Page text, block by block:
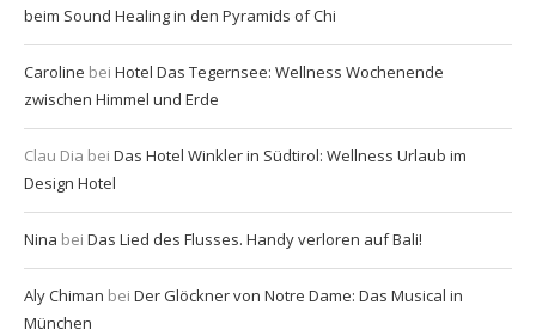
beim Sound Healing in den Pyramids of Chi
Caroline bei Hotel Das Tegernsee: Wellness Wochenende
zwischen Himmel und Erde
Clau Dia bei Das Hotel Winkler in Südtirol: Wellness Urlaub im
Design Hotel
Nina bei Das Lied des Flusses. Handy verloren auf Bali!
Aly Chiman bei Der Glöckner von Notre Dame: Das Musical in
München